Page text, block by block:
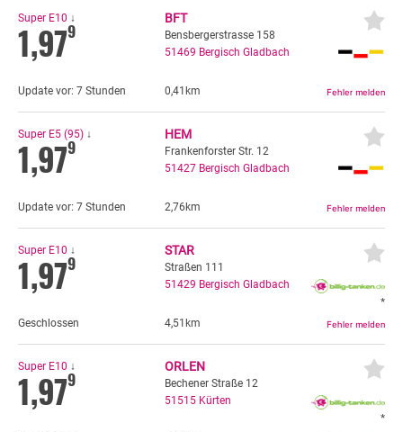
Super E10 ↓
1,979
BFT
Bensbergerstrasse 158
51469 Bergisch Gladbach
Update vor: 7 Stunden 0,41km
Super E5 (95) ↓
1,979
HEM
Frankenforster Str. 12
51427 Bergisch Gladbach
Update vor: 7 Stunden 2,76km
Super E10 ↓
1,979
STAR
Straßen 111
51429 Bergisch Gladbach
*
Geschlossen
4,51km
Super E10 ↓
1,979
ORLEN
Bechener Straße 12
51515 Kürten
*